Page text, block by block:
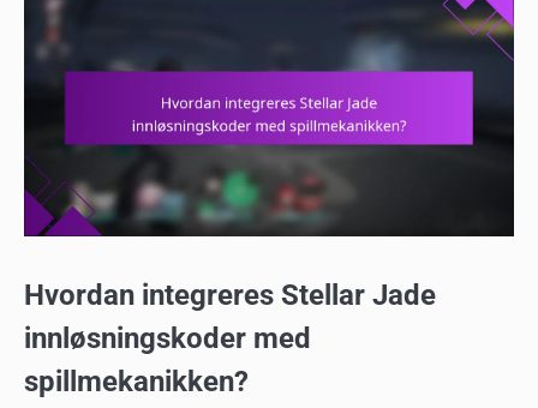
Hvordan integreres Stellar Jade
innløsningskoder med
spillmekanikken?